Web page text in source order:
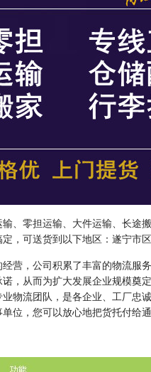
、零担运输、大件运输、长途
，可送货到以下地区：遂宁市区
营，公司积累了丰富的物流服
，从而为扩大发展企业规模奠
物流团队，是各企业、工厂忠
位，您可以放心地把货托付给通